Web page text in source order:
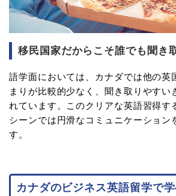
移民国家だからこそ誰でも聞き
語学面においては、カナダでは他の英
まりが比較的少なく、聞き取りやすい
れています。このクリアな英語習得す
シーンでは円滑なコミュニケーション
す。
カナダのビジネス英語留学で